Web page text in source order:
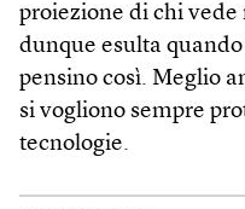
proiezione di chi
dunque esulta
pensino così. Meglio
si vogliono sempre
tecnologie.